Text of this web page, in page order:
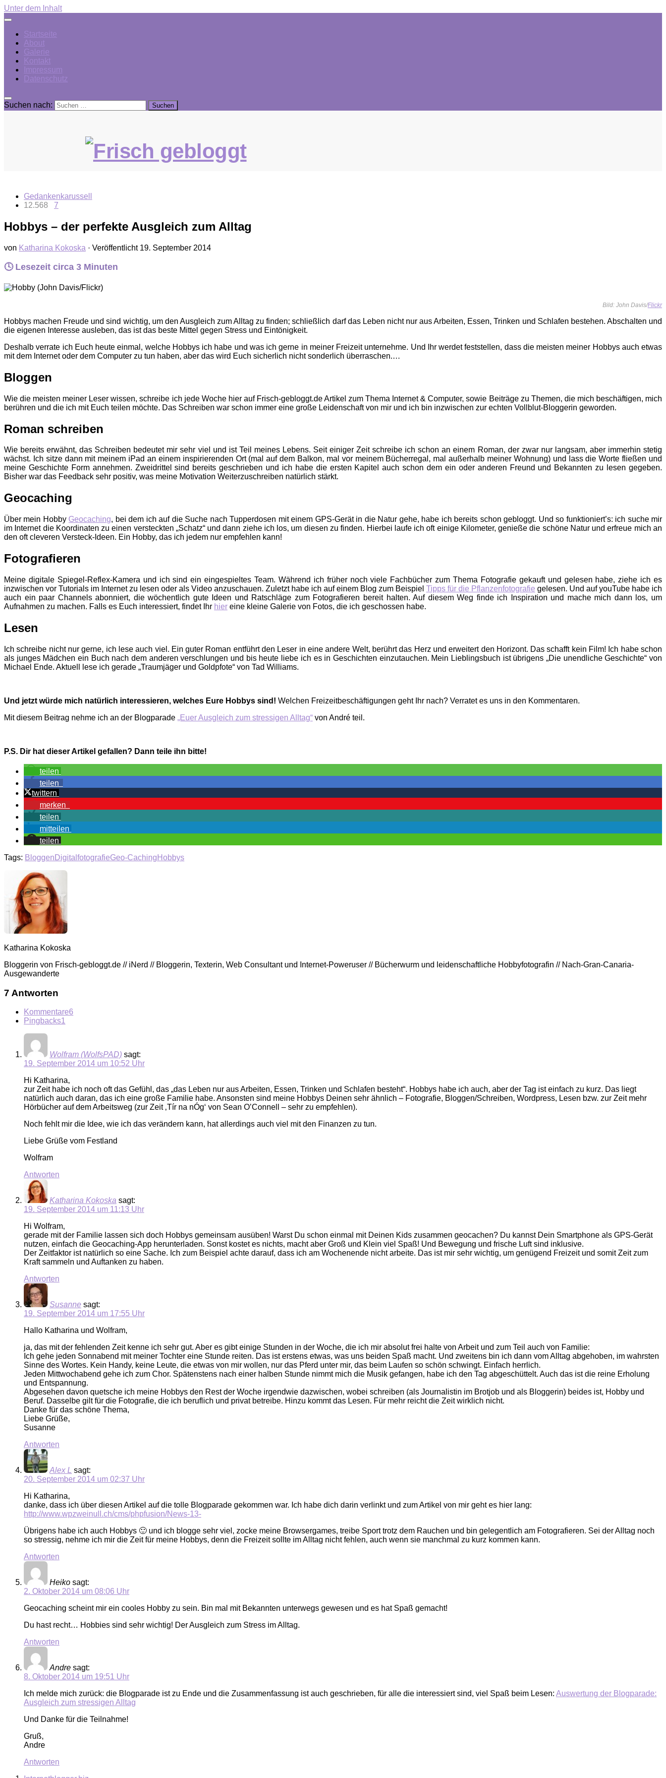
Unter dem Inhalt
Startseite
About
Galerie
Kontakt
Impressum
Datenschutz
Suchen nach:
Gedankenkarussell
12.568 7
Hobbys – der perfekte Ausgleich zum Alltag
von Katharina Kokoska · Veröffentlicht 19. September 2014
🕓 Lesezeit circa 3 Minuten
Bild: John Davis/Flickr
Hobbys machen Freude und sind wichtig, um den Ausgleich zum Alltag zu finden; schließlich darf das Leben nicht nur aus Arbeiten, Essen, Trinken und Schlafen bestehen. Abschalten und
die eigenen Interesse ausleben, das ist das beste Mittel gegen Stress und Eintönigkeit.
Deshalb verrate ich Euch heute einmal, welche Hobbys ich habe und was ich gerne in meiner Freizeit unternehme. Und Ihr werdet feststellen, dass die meisten meiner Hobbys auch etwas
mit dem Internet oder dem Computer zu tun haben, aber das wird Euch sicherlich nicht sonderlich überraschen.…
Bloggen
Wie die meisten meiner Leser wissen, schreibe ich jede Woche hier auf Frisch-gebloggt.de Artikel zum Thema Internet & Computer, sowie Beiträge zu Themen, die mich beschäftigen, mich
berühren und die ich mit Euch teilen möchte. Das Schreiben war schon immer eine große Leidenschaft von mir und ich bin inzwischen zur echten Vollblut-Bloggerin geworden.
Roman schreiben
Wie bereits erwähnt, das Schreiben bedeutet mir sehr viel und ist Teil meines Lebens. Seit einiger Zeit schreibe ich schon an einem Roman, der zwar nur langsam, aber immerhin stetig
wächst. Ich sitze dann mit meinem iPad an einem inspirierenden Ort (mal auf dem Balkon, mal vor meinem Bücherregal, mal außerhalb meiner Wohnung) und lass die Worte fließen und
meine Geschichte Form annehmen. Zweidrittel sind bereits geschrieben und ich habe die ersten Kapitel auch schon dem ein oder anderen Freund und Bekannten zu lesen gegeben.
Bisher war das Feedback sehr positiv, was meine Motivation Weiterzuschreiben natürlich stärkt.
Geocaching
Über mein Hobby Geocaching, bei dem ich auf die Suche nach Tupperdosen mit einem GPS-Gerät in die Natur gehe, habe ich bereits schon gebloggt. Und so funktioniert’s: ich suche mir
im Internet die Koordinaten zu einen versteckten „Schatz“ und dann ziehe ich los, um diesen zu finden. Hierbei laufe ich oft einige Kilometer, genieße die schöne Natur und erfreue mich an
den oft cleveren Versteck-Ideen. Ein Hobby, das ich jedem nur empfehlen kann!
Fotografieren
Meine digitale Spiegel-Reflex-Kamera und ich sind ein eingespieltes Team. Während ich früher noch viele Fachbücher zum Thema Fotografie gekauft und gelesen habe, ziehe ich es
inzwischen vor Tutorials im Internet zu lesen oder als Video anzuschauen. Zuletzt habe ich auf einem Blog zum Beispiel Tipps für die Pflanzenfotografie gelesen. Und auf youTube habe ich
auch ein paar Channels abonniert, die wöchentlich gute Ideen und Ratschläge zum Fotografieren bereit halten. Auf diesem Weg finde ich Inspiration und mache mich dann los, um
Aufnahmen zu machen. Falls es Euch interessiert, findet Ihr hier eine kleine Galerie von Fotos, die ich geschossen habe.
Lesen
Ich schreibe nicht nur gerne, ich lese auch viel. Ein guter Roman entführt den Leser in eine andere Welt, berührt das Herz und erweitert den Horizont. Das schafft kein Film! Ich habe schon
als junges Mädchen ein Buch nach dem anderen verschlungen und bis heute liebe ich es in Geschichten einzutauchen. Mein Lieblingsbuch ist übrigens „Die unendliche Geschichte“ von
Michael Ende. Aktuell lese ich gerade „Traumjäger und Goldpfote“ von Tad Williams.
Und jetzt würde mich natürlich interessieren, welches Eure Hobbys sind! Welchen Freizeitbeschäftigungen geht Ihr nach? Verratet es uns in den Kommentaren.
Mit diesem Beitrag nehme ich an der Blogparade „Euer Ausgleich zum stressigen Alltag“ von André teil.
P.S. Dir hat dieser Artikel gefallen? Dann teile ihn bitte!
teilen
teilen
twittern
merken
teilen
mitteilen
teilen
Tags: Bloggen DigitalfotografieGeo-Caching Hobbys
Katharina Kokoska
Bloggerin von Frisch-gebloggt.de // iNerd // Bloggerin, Texterin, Web Consultant und Internet-Poweruser // Bücherwurm und leidenschaftliche Hobbyfotografin // Nach-Gran-Canaria-
Ausgewanderte
7 Antworten
Kommentare6
Pingbacks1
Wolfram (WolfsPAD) sagt:
19. September 2014 um 10:52 Uhr
Hi Katharina,
zur Zeit habe ich noch oft das Gefühl, das „das Leben nur aus Arbeiten, Essen, Trinken und Schlafen besteht“. Hobbys habe ich auch, aber der Tag ist einfach zu kurz. Das liegt
natürlich auch daran, das ich eine große Familie habe. Ansonsten sind meine Hobbys Deinen sehr ähnlich – Fotografie, Bloggen/Schreiben, Wordpress, Lesen bzw. zur Zeit mehr
Hörbücher auf dem Arbeitsweg (zur Zeit ‚Tír na nÓg‘ von Sean O’Connell – sehr zu empfehlen).
Noch fehlt mir die Idee, wie ich das verändern kann, hat allerdings auch viel mit den Finanzen zu tun.
Liebe Grüße vom Festland
Wolfram
Antworten
Katharina Kokoska sagt:
19. September 2014 um 11:13 Uhr
Hi Wolfram,
gerade mit der Familie lassen sich doch Hobbys gemeinsam ausüben! Warst Du schon einmal mit Deinen Kids zusammen geocachen? Du kannst Dein Smartphone als GPS-Gerät
nutzen, einfach die Geocaching-App herunterladen. Sonst kostet es nichts, macht aber Groß und Klein viel Spaß! Und Bewegung und frische Luft sind inklusive.
Der Zeitfaktor ist natürlich so eine Sache. Ich zum Beispiel achte darauf, dass ich am Wochenende nicht arbeite. Das ist mir sehr wichtig, um genügend Freizeit und somit Zeit zum
Kraft sammeln und Auftanken zu haben.
Antworten
Susanne sagt:
19. September 2014 um 17:55 Uhr
Hallo Katharina und Wolfram,
ja, das mit der fehlenden Zeit kenne ich sehr gut. Aber es gibt einige Stunden in der Woche, die ich mir absolut frei halte von Arbeit und zum Teil auch von Familie:
Ich gehe jeden Sonnabend mit meiner Tochter eine Stunde reiten. Das ist erstens etwas, was uns beiden Spaß macht. Und zweitens bin ich dann vom Alltag abgehoben, im wahrsten
Sinne des Wortes. Kein Handy, keine Leute, die etwas von mir wollen, nur das Pferd unter mir, das beim Laufen so schön schwingt. Einfach herrlich.
Jeden Mittwochabend gehe ich zum Chor. Spätenstens nach einer halben Stunde nimmt mich die Musik gefangen, habe ich den Tag abgeschüttelt. Auch das ist die reine Erholung
und Entspannung.
Abgesehen davon quetsche ich meine Hobbys den Rest der Woche irgendwie dazwischen, wobei schreiben (als Journalistin im Brotjob und als Bloggerin) beides ist, Hobby und
Beruf. Dasselbe gilt für die Fotografie, die ich beruflich und privat betreibe. Hinzu kommt das Lesen. Für mehr reicht die Zeit wirklich nicht.
Danke für das schöne Thema,
Liebe Grüße,
Susanne
Antworten
Alex L sagt:
20. September 2014 um 02:37 Uhr
Hi Katharina,
danke, dass ich über diesen Artikel auf die tolle Blogparade gekommen war. Ich habe dich darin verlinkt und zum Artikel von mir geht es hier lang:
http://www.wpzweinull.ch/cms/phpfusion/News-13-
Übrigens habe ich auch Hobbys 🙂 und ich blogge sehr viel, zocke meine Browsergames, treibe Sport trotz dem Rauchen und bin gelegentlich am Fotografieren. Sei der Alltag noch
so stressig, nehme ich mir die Zeit für meine Hobbys, denn die Freizeit sollte im Alltag nicht fehlen, auch wenn sie manchmal zu kurz kommen kann.
Antworten
Heiko sagt:
2. Oktober 2014 um 08:06 Uhr
Geocaching scheint mir ein cooles Hobby zu sein. Bin mal mit Bekannten unterwegs gewesen und es hat Spaß gemacht!
Du hast recht… Hobbies sind sehr wichtig! Der Ausgleich zum Stress im Alltag.
Antworten
Andre sagt:
8. Oktober 2014 um 19:51 Uhr
Ich melde mich zurück: die Blogparade ist zu Ende und die Zusammenfassung ist auch geschrieben, für alle die interessiert sind, viel Spaß beim Lesen: Auswertung der Blogparade:
Ausgleich zum stressigen Alltag
Und Danke für die Teilnahme!
Gruß,
Andre
Antworten